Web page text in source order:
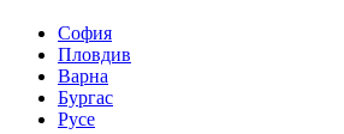
София
Пловдив
Варна
Бургас
Русе